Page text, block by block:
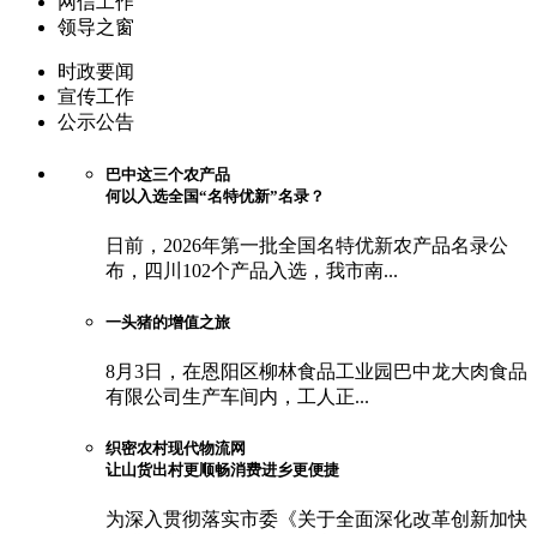
领导之窗
时政要闻
宣传工作
公示公告
巴中这三个农产品
何以入选全国“名特优新”名录？
日前，2026年第一批全国名特优新农产品名录公
布，四川102个产品入选，我市南...
一头猪的增值之旅
8月3日，在恩阳区柳林食品工业园巴中龙大肉食品
有限公司生产车间内，工人正...
织密农村现代物流网
让山货出村更顺畅消费进乡更便捷
为深入贯彻落实市委《关于全面深化改革创新加快